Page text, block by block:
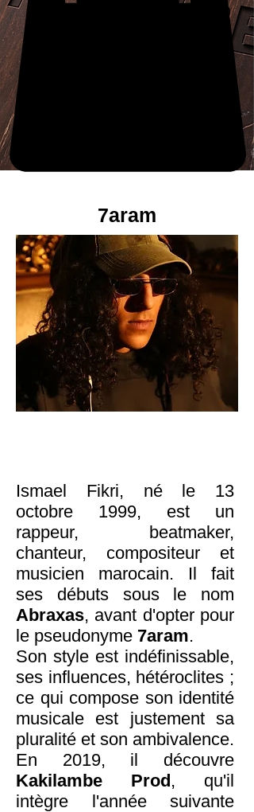
7aram
Ismael Fikri, né le 13
octobre 1999, est un
rappeur, beatmaker,
chanteur, compositeur et
musicien marocain. Il fait
ses débuts sous le nom
Abraxas, avant d'opter pour
le pseudonyme 7aram.
Son style est indéfinissable,
ses influences, hétéroclites ;
ce qui compose son identité
musicale est justement sa
pluralité et son ambivalence.
En 2019, il découvre
Kakilambe Prod , qu'il
intègre l'année suivante